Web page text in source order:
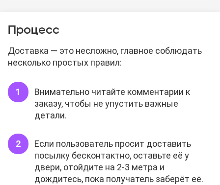
Процесс
Доставка — это несложно, главное соблюдать
несколько простых правил:
Внимательно читайте комментарии к
заказу, чтобы не упустить важные
детали.
Если пользователь просит доставить
посылку бесконтактно, оставьте её у
двери, отойдите на 2-3 метра и
дождитесь, пока получатель заберёт её.